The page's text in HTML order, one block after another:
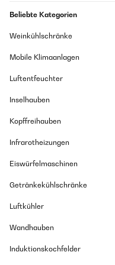
Nach der ersten Fahrt von
ausgefranzt (max 100 km/h).
Amazon-Benutzer
Amazon-Benutzer
Amazon-Benutzer
Beliebte Kategorien
Weinkühlschränke
Mobile Klimaanlagen
Luftentfeuchter
Inselhauben
Kopffreihauben
Infrarotheizungen
Eiswürfelmaschinen
Getränkekühlschränke
Luftkühler
Wandhauben
Induktionskochfelder